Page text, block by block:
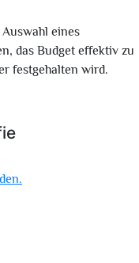
eines
das Budget effektiv zu
festgehalten wird.